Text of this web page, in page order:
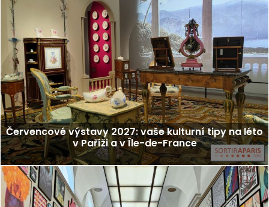
Červencové výstavy 2027: vaše kulturní tipy na léto
v Paříži a v Île-de-France